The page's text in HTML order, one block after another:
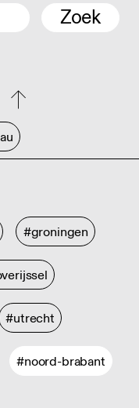
Zoek
#groningen
#utrecht
#noord-brabant